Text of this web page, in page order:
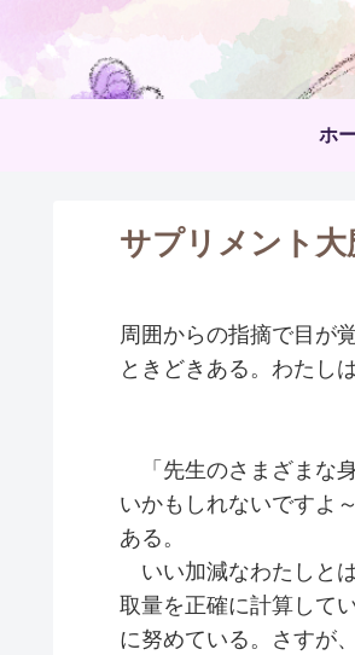
ホ
サプリメント
周囲からの指摘で目が
ときどきある。わたし
「先生のさまざまな
いかもしれないですよ
ある。
いい加減なわたしと
取量を正確に計算して
に努めている。さすが